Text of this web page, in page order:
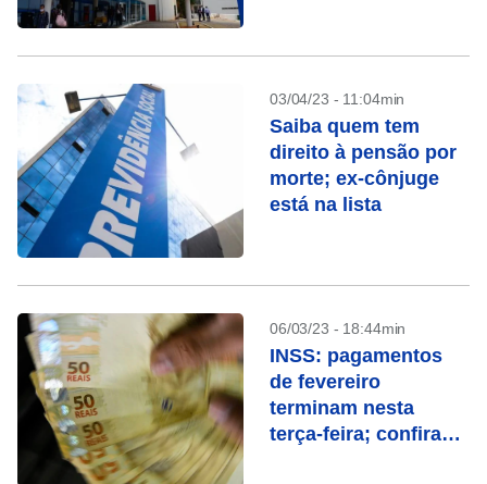
03/04/23 - 11:04min
Saiba quem tem
direito à pensão por
morte; ex-cônjuge
está na lista
06/03/23 - 18:44min
INSS: pagamentos
de fevereiro
terminam nesta
terça-feira; confira